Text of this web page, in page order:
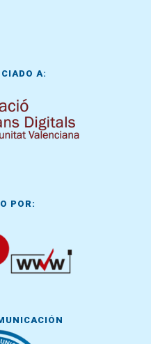
A:
POR: